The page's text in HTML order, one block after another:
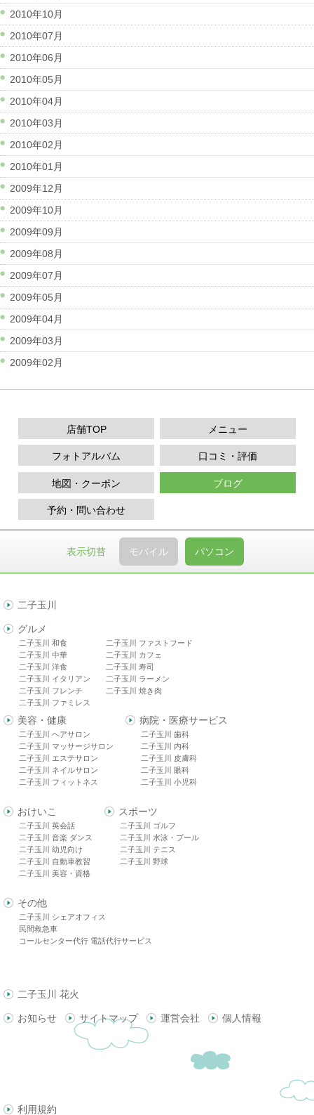
2010年10月
2010年07月
2010年06月
2010年05月
2010年04月
2010年03月
2010年02月
2010年01月
2009年12月
2009年10月
2009年09月
2009年08月
2009年07月
2009年05月
2009年04月
2009年03月
2009年02月
店舗TOP メニュー
フォトアルバム 口コミ・評価
地図・クーポン ブログ
予約・問い合わせ
表示切替 モバイル パソコン
二子玉川
グルメ
二子玉川 和食
二子玉川 中華
二子玉川 洋食
二子玉川 イタリアン
二子玉川 フレンチ
二子玉川 ファミレス
二子玉川 ファストフード
二子玉川 カフェ
二子玉川 寿司
二子玉川 ラーメン
二子玉川 焼き肉
美容・健康
二子玉川 ヘアサロン
二子玉川 マッサージサロン
二子玉川 エステサロン
二子玉川 ネイルサロン
二子玉川 フィットネス
病院・医療サービス
二子玉川 歯科
二子玉川 内科
二子玉川 皮膚科
二子玉川 眼科
二子玉川 小児科
おけいこ
二子玉川 英会話
二子玉川 音楽 ダンス
二子玉川 幼児向け
二子玉川 自動車教習
二子玉川 美容・資格
スポーツ
二子玉川 ゴルフ
二子玉川 水泳・プール
二子玉川 テニス
二子玉川 野球
その他
二子玉川 シェアオフィス
民間救急車
コールセンター代行 電話代行サービス
二子玉川 花火
お知らせ サイトマップ 運営会社 個人情報
利用規約